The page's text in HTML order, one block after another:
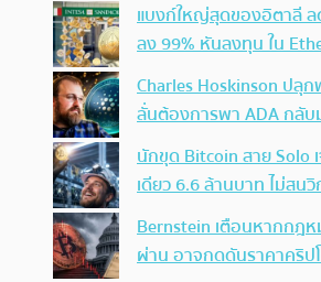
แบงก์ใหญ่สุดของอิตาลี ล
ลง 99% หันลงทุน ใน
Charles Hoskinson ปลุ
ลั่นต้องการพา ADA กลับ
นักขุด Bitcoin สาย Solo
เดียว 6.6 ล้านบาท ไม่สน
Bernstein เตือนหากกฎห
ผ่าน อาจกดดันราคาคริป